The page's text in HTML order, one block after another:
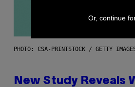
PHOTO: CSA-PRINTSTOCK / GETTY
New Study Reveals
Or, continue